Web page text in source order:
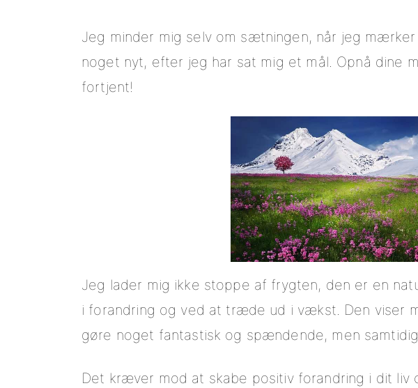
Jeg minder mig selv om sætningen, når jeg
noget nyt, efter jeg har sat mig et mål. Opnå dine
fortjent!
Jeg lader mig ikke stoppe af frygten, den er en
i forandring og ved at træde ud i vækst. Den viser
gøre noget fantastisk og spændende, men
Det kræver mod at skabe positiv forandring i dit